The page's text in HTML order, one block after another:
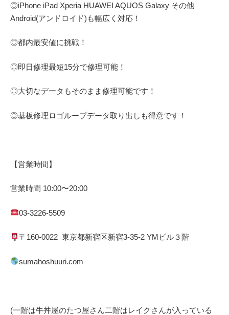
◎iPhone iPad Xperia HUAWEI AQUOS Galaxy その他
Android(アンドロイド) も幅広く対応！
◎都内最安値に挑戦！
◎即日修理最短15分で修理可能！
◎大切なデータもそのまま修理可能です！
◎基板修理ロゴループデータ取り出しも得意です！
【営業時間】
営業時間 10:00〜20:00
03-3226-5509
〒 160-0022 東京都新宿区新宿3-35-2 YMビル３階
sumahoshuuri.com
(一階は牛丼屋のたつ屋さん二階はレイクさんが入っている